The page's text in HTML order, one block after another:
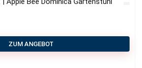
ZUM ANGEBOT